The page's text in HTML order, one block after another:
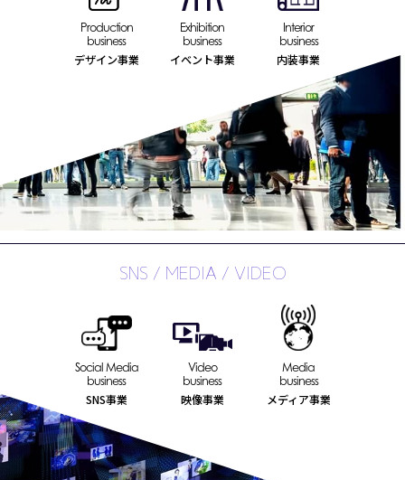
Production
business
デザイン事業
Exhibition
business
イベント事業
Interior
business
内装事業
SNS / MEDIA / VIDEO
Social Media
business
SNS事業
Video
business
映像事業
Media
business
メディア事業